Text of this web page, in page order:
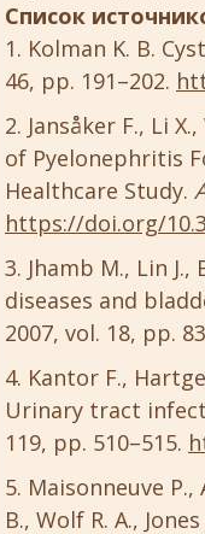
Список
Kolman K. B.
46, pp. 191–202.
Jansåker F., Li
of Pyelonephritis
Healthcare Study.
https://doi.org/
Jhamb M., Lin
diseases and
2007, vol. 18, pp.
Kantor F.,
Urinary tract
119, pp. 510–515.
Maisonneuve P.,
B., Wolf R. A.,